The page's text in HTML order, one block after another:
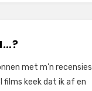
met m’n recensies
films keek dat ik af en